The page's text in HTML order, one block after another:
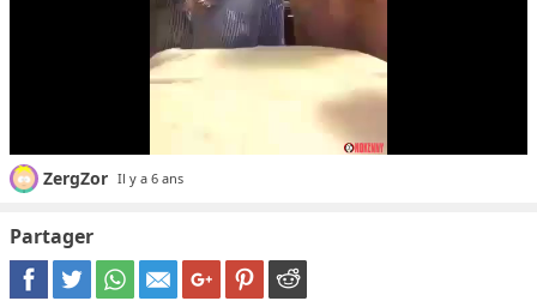
ZergZor Il y a 6 ans
Partager